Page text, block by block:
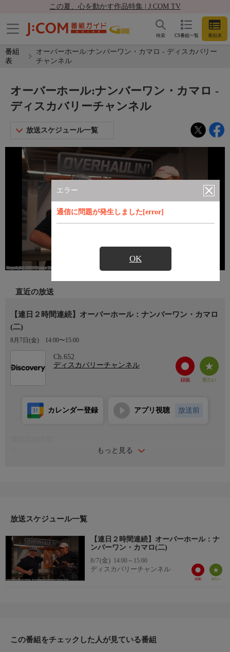
この夏、心を動かす作品特集 | J:COM TV
CS番組一覧 番組表
検索
番組
表
オーバーホール:ナンバーワン・カマロ - ディスカバリー
チャンネル
エラー
通信に問題が発生しました[error]
OK
オーバーホール:ナンバーワン・カマロ -
ディスカバリーチャンネル
放送スケジュール一覧
直近の放送
【連日２時間連続】オーバーホール：ナンバーワン・カマロ
(二)
8月7日(金) 14:00〜15:00
Ch.652
ディスカバリーチャンネル
もっと見る
カレンダー登録 アプリ視聴 放送前
の車をレストアしたくなったのだ。チップは父親との思い出を形
放送スケジュール一覧
【連日２時間連続】オーバーホール：ナ
ンバーワン・カマロ(二)
8/7(金) 14:00～15:00
ディスカバリーチャンネル
この番組をチェックした人が見ている番組